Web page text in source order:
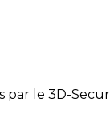
par le 3D-